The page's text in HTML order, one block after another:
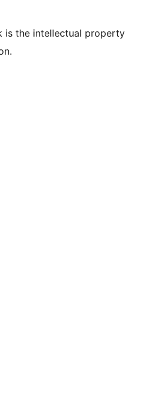
is the intellectual property